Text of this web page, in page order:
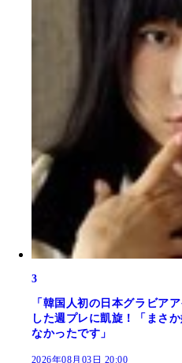
3
「韓国人初の日本グラビア
した週プレに凱旋！「まさ
なかったです」
2026年08月03日 20:00